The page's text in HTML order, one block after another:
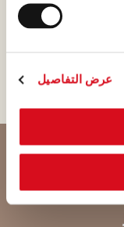
عرض التفاصيل